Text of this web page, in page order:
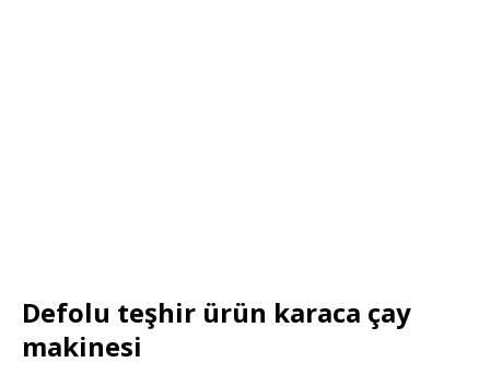
Defolu teşhir ürün karaca çay
makinesi